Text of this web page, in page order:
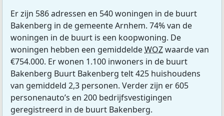
Er zijn 586 adressen en 540 woningen in de buurt
Bakenberg in de gemeente Arnhem. 74% van de
woningen in de buurt is een koopwoning. De
woningen hebben een gemiddeldeWOZwaarde van
€754.000. Er wonen 1.100 inwoners in de buurt
Bakenberg Buurt Bakenberg telt 425 huishoudens
van gemiddeld 2,3 personen. Verder zijn er 605
personenauto’s en 200 bedrijfsvestigingen
geregistreerd in de buurt Bakenberg.